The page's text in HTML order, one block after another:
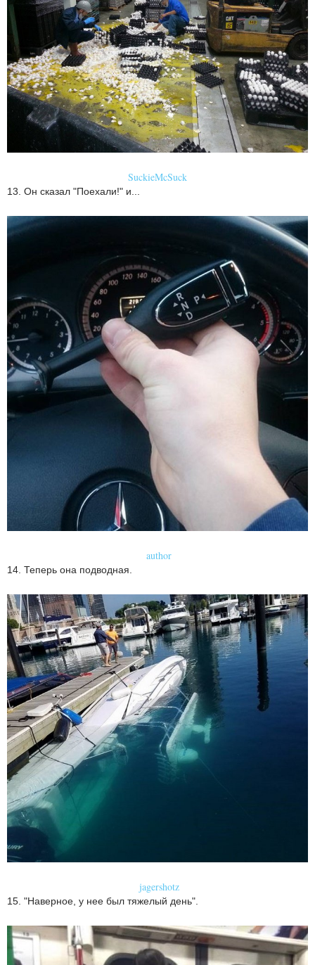
SuckieMcSuck
13. Он сказал "Поехали!" и...
author
14. Теперь она подводная.
jagershotz
15. "Наверное, у нее был тяжелый день".